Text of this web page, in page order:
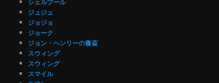
シェルブール
ジュジュ
ジョジョ
ジョーク
ジョン・ヘンリーの書斎
スウィング
スウィング
スマイル